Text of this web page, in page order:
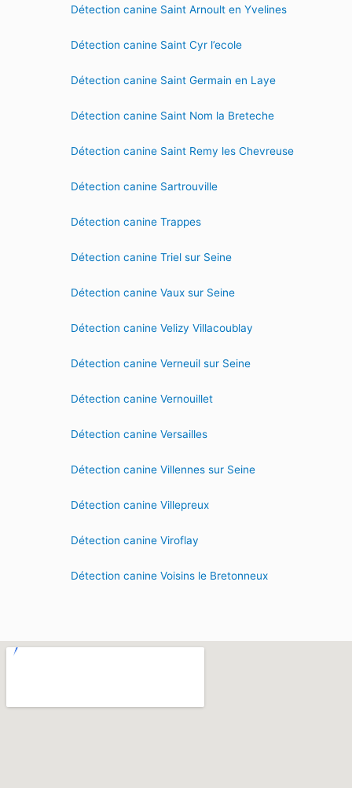
Détection canine Saint Arnoult en Yvelines
Détection canine Saint Cyr l’ecole
Détection canine Saint Germain en Laye
Détection canine Saint Nom la Breteche
Détection canine Saint Remy les Chevreuse
Détection canine Sartrouville
Détection canine Trappes
Détection canine Triel sur Seine
Détection canine Vaux sur Seine
Détection canine Velizy Villacoublay
Détection canine Verneuil sur Seine
Détection canine Vernouillet
Détection canine Versailles
Détection canine Villennes sur Seine
Détection canine Villepreux
Détection canine Viroflay
Détection canine Voisins le Bretonneux